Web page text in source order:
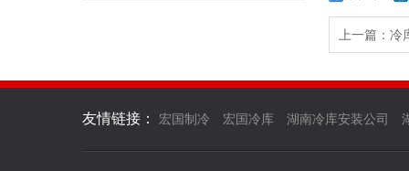
上一篇：
友情链接： 宏国制冷 宏国冷库 湖南冷库安装公司